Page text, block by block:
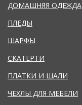
ДОМАШНЯЯ ОДЕЖДА
ПЛЕДЫ
ШАРФЫ
СКАТЕРТИ
ПЛАТКИ И ШАЛИ
ЧЕХЛЫ ДЛЯ МЕБЕЛИ